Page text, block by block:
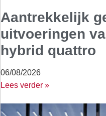
Aantrekkelijk
uitvoeringen
hybrid quattro
06/08/2026
Lees verder »